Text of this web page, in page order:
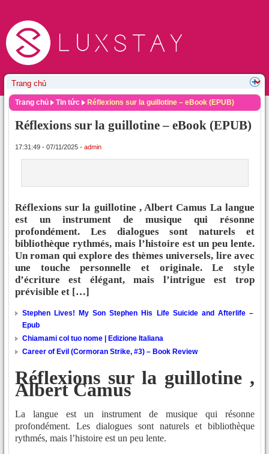
Trang chủ Tin tức Réflexions sur la guillotine – eBook (EPUB)
Réflexions sur la guillotine – eBook (EPUB)
17:31:49 - 07/11/2025 - admin
Réflexions sur la guillotine , Albert Camus La langue
est un instrument de musique qui résonne
profondément. Les dialogues sont naturels et
bibliothèque rythmés, mais l’histoire est un peu lente.
Un roman qui explore des thèmes universels, lire avec
une touche personnelle et originale. Le style
d’écriture est élégant, mais l’intrigue est trop
prévisible et […]
Stephen Lives! My Son Stephen His Life Suicide and Afterlife –
Epub
Chiamami col tuo nome | Edizione Italiana
Career of Evil (Cormoran Strike, #3) – Book Review
Réflexions sur la guillotine ,
Albert Camus
La langue est un instrument de musique qui résonne
profondément. Les dialogues sont naturels et bibliothèque
rythmés, mais l’histoire est un peu lente.